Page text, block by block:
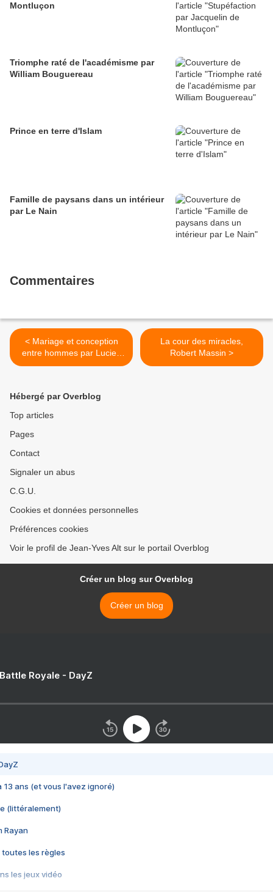
Montluçon
Triomphe raté de l'académisme par
William Bouguereau
Prince en terre d'Islam
Famille de paysans dans un intérieur
par Le Nain
Commentaires
< Mariage et conception
entre hommes par Lucien
de Samosate
La cour des miracles,
Robert Massin >
Hébergé par Overblog
Top articles
Pages
Contact
Signaler un abus
C.G.U.
Cookies et données personnelles
Préférences cookies
Voir le profil de Jean-Yves Alt sur le portail Overblog
Créer un blog sur Overblog
Créer un blog
Royale - DayZ
13 ans (et vous l'avez ignoré)
(littéralement)
Rayan
toutes les règles
les jeux vidéo